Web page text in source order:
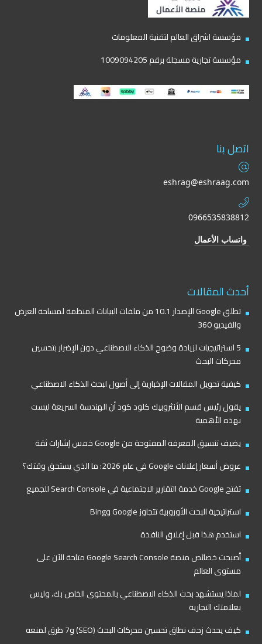
مؤسسة اشراق العالم لتقنية المعلومات
مؤسسة تجارية مسجلة برقم 1009094205
اتصل بنا
eshrag@eshraag.com
0966535838812
واتساب الأعمال
أحدث المقالات
تطلق Google الإصدار 10.1 من ملفات البيانات المنظمة لمساحة العرض
والفيديو 360
5 استراتيجيات لزيادة وضوح الذكاء الاصطناعي دون الإضرار بتحسين
محركات البحث
كيفية تحويل المقالات الإخبارية إلى أصول لبحث الذكاء الاصطناعي
يقول رئيس قسم الأنثروبيك كلود كود أن الهندسة السريعة ليست
بهذه الأهمية
يضيف تنسيق المعرفة المفتوحة من Google خمس إشارات ثقة
عروض أسعار إعلانات Google في عام 2026: ما الذي يستحق وقتك؟
تفتح Google خدمة التقارير الاجتماعية في Search Console للجميع
استراتيجية البحث الأوروبية تتجاوز Google وBing
استخدم هذا قبل إغلاق النافذة
أصبحت خصائص منصة Google Search Console متاحة الآن على
مستوى العالم
لماذا يستشهد بحث الذكاء الاصطناعي بالمحتوى الخاص بك، وليس
بعلامتك التجارية
كيف يحدث زحف نطاق تحسين محركات البحث (SEO) و7 طرق لمنعه